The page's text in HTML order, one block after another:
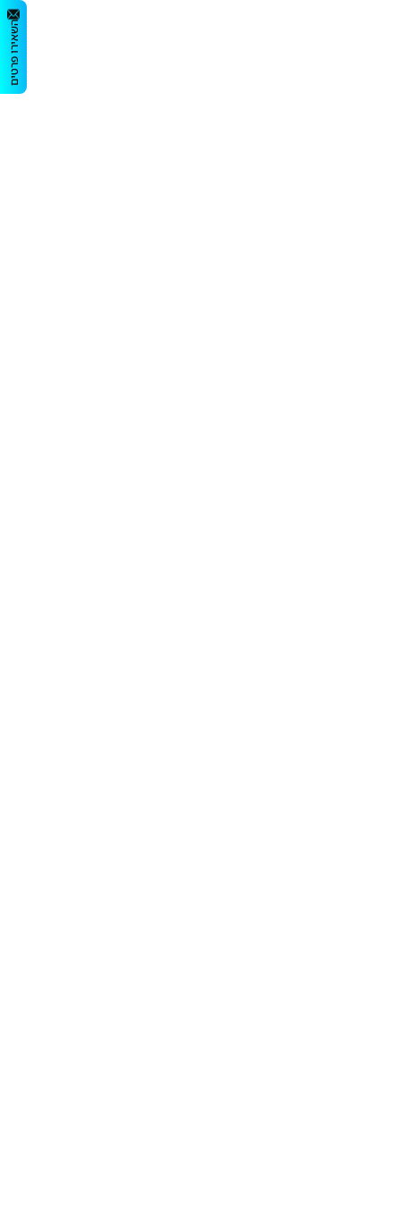
השאירו פרטים